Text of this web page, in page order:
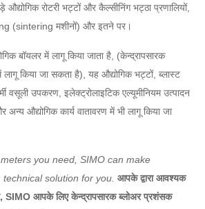
औद्योगिक रोटरी भट्टों और कैल्सीनिंग भट्ठा प्रणालियों,
(sintering मशीनों) और इतने पर।
बॉयलर में लागू किया जाता है, (केन्द्रापसारक
किया जा सकता है), यह औद्योगिक भट्टों, ब्लास्ट
वसूली उपकरण, इलेक्ट्रोलाइटिक एल्यूमीनियम उत्पादन
अन्य औद्योगिक कार्य वातावरण में भी लागू किया जा
you need, SIMO can make
solution for you. आपके द्वारा आवश्यक
SIMO आपके लिए केन्द्रापसारक ब्लोअर प्रशंसक